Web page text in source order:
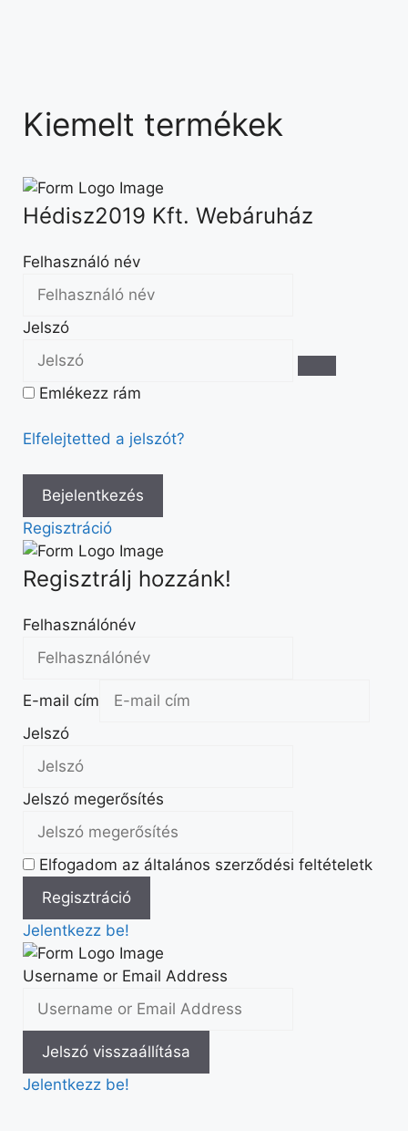
Kiemelt termékek
Hédisz2019 Kft. Webáruház
Felhasználó név
Jelszó
Emlékezz rám
Elfelejtetted a jelszót?
Regisztráció
Regisztrálj hozzánk!
Felhasználónév
E-mail cím
Jelszó
Jelszó megerősítés
Elfogadom az általános szerződési feltételetk
Jelentkezz be!
Username or Email Address
Jelentkezz be!